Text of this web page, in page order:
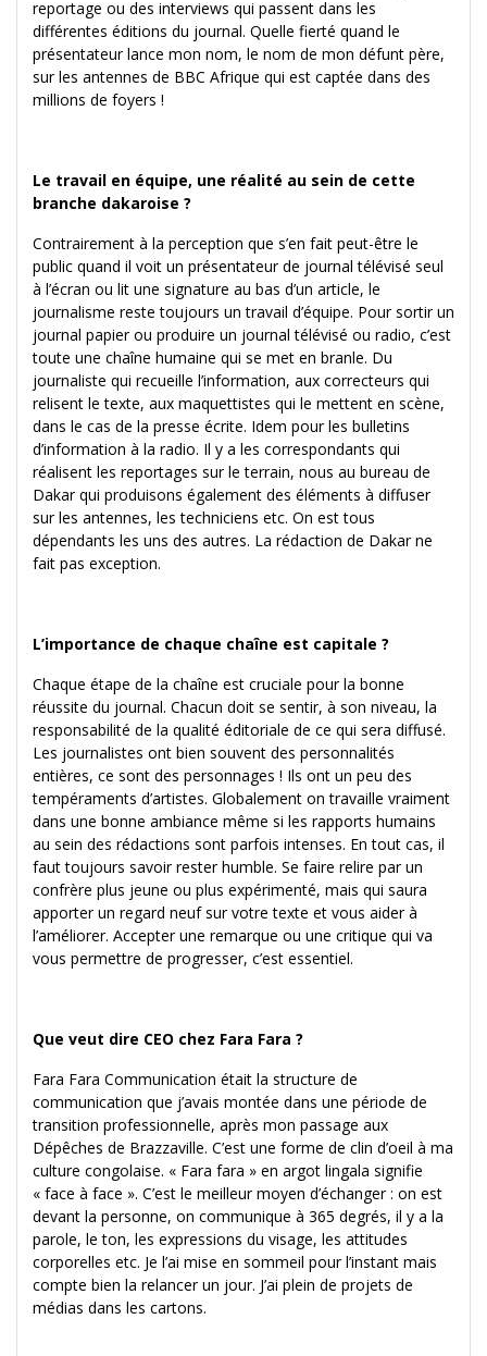
reportage ou des interviews qui passent dans les
différentes éditions du journal. Quelle fierté quand le
présentateur lance mon nom, le nom de mon défunt père,
sur les antennes de BBC Afrique qui est captée dans des
millions de foyers !
Le travail en équipe, une réalité au sein de cette
branche dakaroise ?
Contrairement à la perception que s’en fait peut-être le
public quand il voit un présentateur de journal télévisé seul
à l’écran ou lit une signature au bas d’un article, le
journalisme reste toujours un travail d’équipe. Pour sortir un
journal papier ou produire un journal télévisé ou radio, c’est
toute une chaîne humaine qui se met en branle. Du
journaliste qui recueille l’information, aux correcteurs qui
relisent le texte, aux maquettistes qui le mettent en scène,
dans le cas de la presse écrite. Idem pour les bulletins
d’information à la radio. Il y a les correspondants qui
réalisent les reportages sur le terrain, nous au bureau de
Dakar qui produisons également des éléments à diffuser
sur les antennes, les techniciens etc. On est tous
dépendants les uns des autres. La rédaction de Dakar ne
fait pas exception.
L’importance de chaque chaîne est capitale ?
Chaque étape de la chaîne est cruciale pour la bonne
réussite du journal. Chacun doit se sentir, à son niveau, la
responsabilité de la qualité éditoriale de ce qui sera diffusé.
Les journalistes ont bien souvent des personnalités
entières, ce sont des personnages ! Ils ont un peu des
tempéraments d’artistes. Globalement on travaille vraiment
dans une bonne ambiance même si les rapports humains
au sein des rédactions sont parfois intenses. En tout cas, il
faut toujours savoir rester humble. Se faire relire par un
confrère plus jeune ou plus expérimenté, mais qui saura
apporter un regard neuf sur votre texte et vous aider à
l’améliorer. Accepter une remarque ou une critique qui va
vous permettre de progresser, c’est essentiel.
Que veut dire CEO chez Fara Fara ?
Fara Fara Communication était la structure de
communication que j’avais montée dans une période de
transition professionnelle, après mon passage aux
Dépêches de Brazzaville. C’est une forme de clin d’oeil à ma
culture congolaise. « Fara fara » en argot lingala signifie
« face à face ». C’est le meilleur moyen d’échanger : on est
devant la personne, on communique à 365 degrés, il y a la
parole, le ton, les expressions du visage, les attitudes
corporelles etc. Je l’ai mise en sommeil pour l’instant mais
compte bien la relancer un jour. J’ai plein de projets de
médias dans les cartons.